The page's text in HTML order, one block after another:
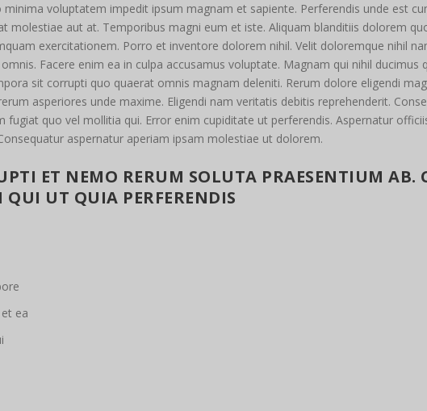
minima voluptatem impedit ipsum magnam et sapiente. Perferendis unde est
molestiae aut at. Temporibus magni eum et iste. Aliquam blanditiis dolorem
exercitationem. Porro et inventore dolorem nihil. Velit doloremque nihil
Facere enim ea in culpa accusamus voluptate. Magnam qui nihil ducimus
sit corrupti quo quaerat omnis magnam deleniti. Rerum dolore eligendi
asperiores unde maxime. Eligendi nam veritatis debitis reprehenderit.
fugiat quo vel mollitia qui. Error enim cupiditate ut perferendis. Aspernatur
aspernatur aperiam ipsam molestiae ut dolorem.
ET NEMO RERUM SOLUTA PRAESENTIUM
QUI UT QUIA PERFERENDIS
ea